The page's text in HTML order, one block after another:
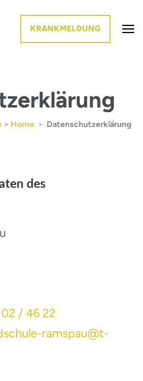
KRANKMELDUNG
> Home > Datenschutzerklärung
des
/ 46 22
ramspau@t-